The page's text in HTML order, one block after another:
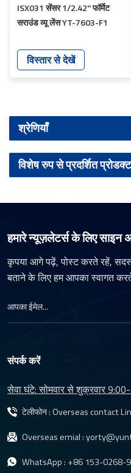
ISX031 सेंसर 1/2.42'' फॉर्मेट
सराउंड व्यू लेंस YT-7603-F1
विस्तार से देखें
श्रेणियाँ
विशेष रुप से प्रदर्शित
हमारे न्यूज़लेटर्स के लिए साइन
कृपया आगे पढ़ें, पोस्ट करते रहें,
बताने के लिए हम आपका स्वागत
संपर्क करें
सेवा घंटे: सोमवार से शुक्रवार
टेलीफोन : Overseas contact
Overseas emial :
WhatsApp : +86 153-0268-